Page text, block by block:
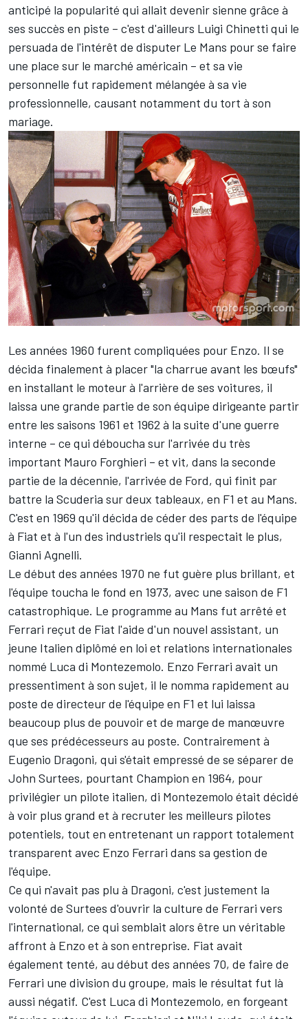
anticipé la popularité qui allait devenir sienne grâce à
ses succès en piste – c'est d'ailleurs Luigi Chinetti qui le
persuada de l'intérêt de disputer Le Mans pour se faire
une place sur le marché américain – et sa vie
personnelle fut rapidement mélangée à sa vie
professionnelle, causant notamment du tort à son
mariage.
Les années 1960 furent compliquées pour Enzo. Il se
décida finalement à placer "la charrue avant les bœufs"
en installant le moteur à l'arrière de ses voitures, il
laissa une grande partie de son équipe dirigeante partir
entre les saisons 1961 et 1962 à la suite d'une guerre
interne – ce qui déboucha sur l'arrivée du très
important Mauro Forghieri – et vit, dans la seconde
partie de la décennie, l'arrivée de Ford, qui finit par
battre la Scuderia sur deux tableaux, en F1 et au Mans.
C'est en 1969 qu'il décida de céder des parts de l'équipe
à Fiat et à l'un des industriels qu'il respectait le plus,
Gianni Agnelli.
Le début des années 1970 ne fut guère plus brillant, et
l'équipe toucha le fond en 1973, avec une saison de F1
catastrophique. Le programme au Mans fut arrêté et
Ferrari reçut de Fiat l'aide d'un nouvel assistant, un
jeune Italien diplômé en loi et relations internationales
nommé Luca di Montezemolo. Enzo Ferrari avait un
pressentiment à son sujet, il le nomma rapidement au
poste de directeur de l'équipe en F1 et lui laissa
beaucoup plus de pouvoir et de marge de manœuvre
que ses prédécesseurs au poste. Contrairement à
Eugenio Dragoni, qui s'était empressé de se séparer de
John Surtees, pourtant Champion en 1964, pour
privilégier un pilote italien, di Montezemolo était décidé
à voir plus grand et à recruter les meilleurs pilotes
potentiels, tout en entretenant un rapport totalement
transparent avec Enzo Ferrari dans sa gestion de
l'équipe.
Ce qui n'avait pas plu à Dragoni, c'est justement la
volonté de Surtees d'ouvrir la culture de Ferrari vers
l'international, ce qui semblait alors être un véritable
affront à Enzo et à son entreprise. Fiat avait
également tenté, au début des années 70, de faire de
Ferrari une division du groupe, mais le résultat fut là
aussi négatif. C'est Luca di Montezemolo, en forgeant